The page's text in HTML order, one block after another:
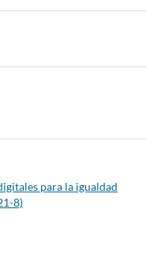
para la igualdad
8)